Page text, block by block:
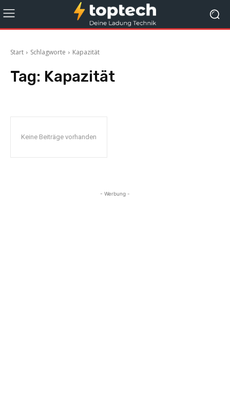
Start Schlagworte Kapazität
Tag: Kapazität
Keine Beiträge vorhanden
- Werbung -